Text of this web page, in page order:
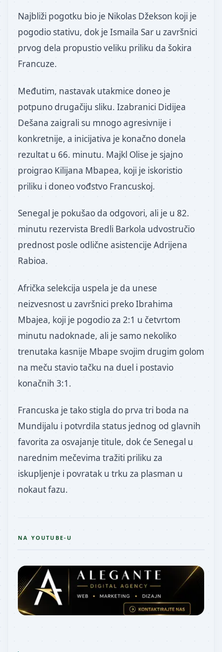
Najbliži pogotku bio je Nikolas Džekson koji je
pogodio stativu, dok je Ismaila Sar u završnici
prvog dela propustio veliku priliku da šokira
Francuze.
Međutim, nastavak utakmice doneo je
potpuno drugačiju sliku. Izabranici Didijea
Dešana zaigrali su mnogo agresivnije i
konkretnije, a inicijativa je konačno donela
rezultat u 66. minutu. Majkl Olise je sjajno
proigrao Kilijana Mbapea, koji je iskoristio
priliku i doneo vođstvo Francuskoj.
Senegal je pokušao da odgovori, ali je u 82.
minutu rezervista Bredli Barkola udvostručio
prednost posle odlične asistencije Adrijena
Rabioa.
Afrička selekcija uspela je da unese
neizvesnost u završnici preko Ibrahima
Mbajea, koji je pogodio za 2:1 u četvrtom
minutu nadoknade, ali je samo nekoliko
trenutaka kasnije Mbape svojim drugim golom
na meču stavio tačku na duel i postavio
konačnih 3:1.
Francuska je tako stigla do prva tri boda na
Mundijalu i potvrdila status jednog od glavnih
favorita za osvajanje titule, dok će Senegal u
narednim mečevima tražiti priliku za
iskupljenje i povratak u trku za plasman u
nokaut fazu.
NA YOUTUBE-U